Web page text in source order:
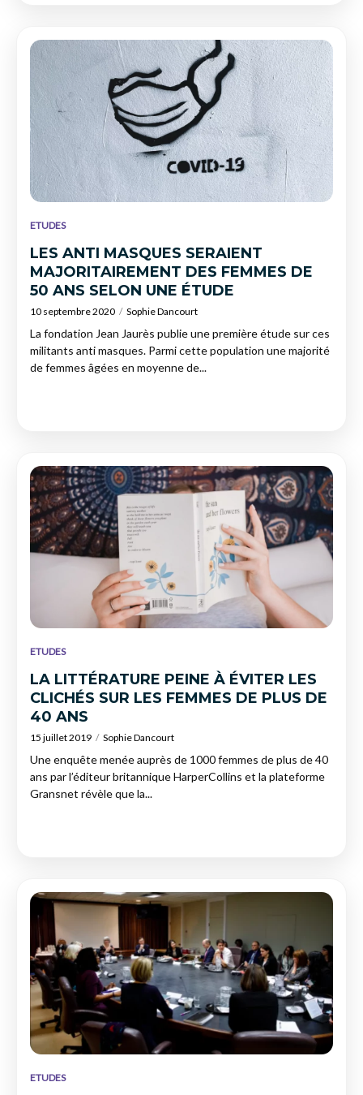
ETUDES
LES ANTI MASQUES SERAIENT
MAJORITAIREMENT DES FEMMES DE
50 ANS SELON UNE ÉTUDE
10 septembre 2020 Sophie Dancourt
La fondation Jean Jaurès publie une première étude sur ces
militants anti masques. Parmi cette population une majorité
de femmes âgées en moyenne de...
ETUDES
LA LITTÉRATURE PEINE À ÉVITER LES
CLICHÉS SUR LES FEMMES DE PLUS DE
40 ANS
15 juillet 2019 Sophie Dancourt
Une enquête menée auprès de 1000 femmes de plus de 40
ans par l’éditeur britannique HarperCollins et la plateforme
Gransnet révèle que la...
ETUDES